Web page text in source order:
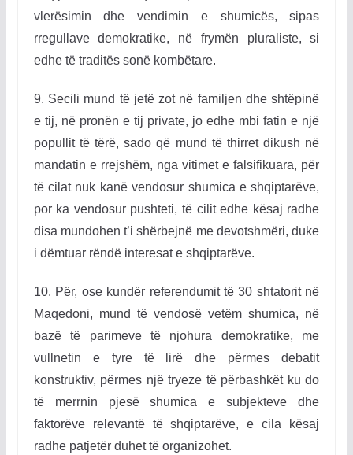
vlerësimin dhe vendimin e shumicës, sipas
rregullave demokratike, në frymën pluraliste, si
edhe të traditës sonë kombëtare.
9. Secili mund të jetë zot në familjen dhe shtëpinë
e tij, në pronën e tij private, jo edhe mbi fatin e një
popullit të tërë, sado që mund të thirret dikush në
mandatin e rrejshëm, nga vitimet e falsifikuara, për
të cilat nuk kanë vendosur shumica e shqiptarëve,
por ka vendosur pushteti, të cilit edhe kësaj radhe
disa mundohen t’i shërbejnë me devotshmëri, duke
i dëmtuar rëndë interesat e shqiptarëve.
10. Për, ose kundër referendumit të 30 shtatorit në
Maqedoni, mund të vendosë vetëm shumica, në
bazë të parimeve të njohura demokratike, me
vullnetin e tyre të lirë dhe përmes debatit
konstruktiv, përmes një tryeze të përbashkët ku do
të merrnin pjesë shumica e subjekteve dhe
faktorëve relevantë të shqiptarëve, e cila kësaj
radhe patjetër duhet të organizohet.